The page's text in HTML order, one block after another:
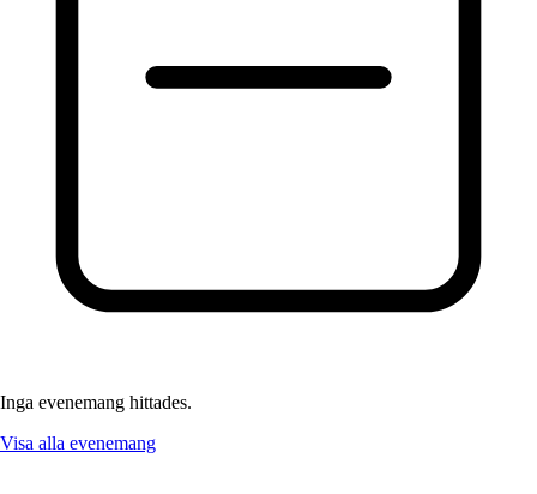
Inga evenemang hittades.
Visa alla evenemang